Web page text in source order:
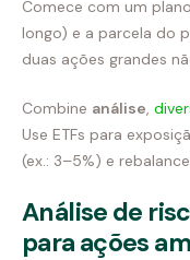
Comece com um
longo) e a parcela do
duas ações grandes
Combine análise,
Use ETFs para
(ex.: 3–5%) e
Análise de
para ações